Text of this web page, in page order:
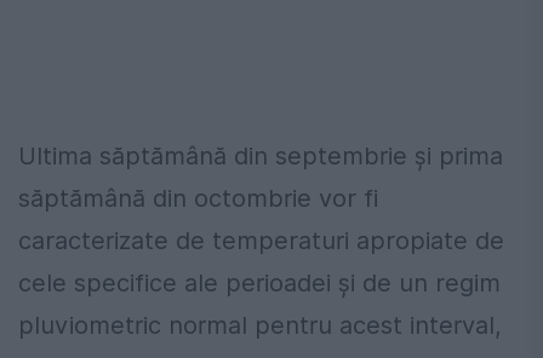
Ultima săptămână din septembrie şi prima
săptămână din octombrie vor fi
caracterizate de temperaturi apropiate de
cele specifice ale perioadei şi de un regim
pluviometric normal pentru acest interval,